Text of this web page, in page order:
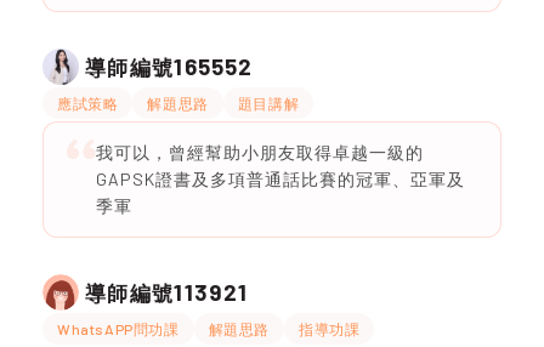
導師編號165552
應試策略 解題思路 題目講解
我可以，曾經幫助小朋友取得卓越一級的
GAPSK證書及多項普通話比賽的冠軍、亞軍及
季軍
導師編號113921
WhatsAPP問功課 解題思路 指導功課